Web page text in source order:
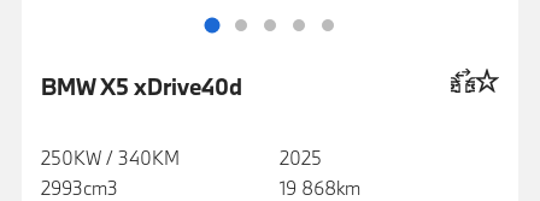
BMW X5 xDrive40d
250KW / 340KM
2993cm3
2025
19 868km